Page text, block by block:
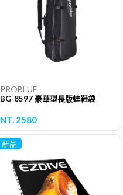
PROBLUE
BG-8597 豪華型長版蛙鞋袋
NT. 2580
新品